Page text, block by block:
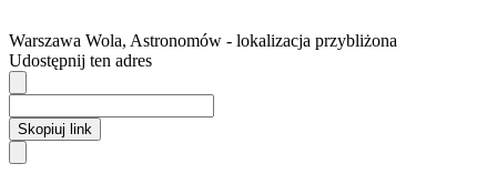
Warszawa Wola, Astronomów - lokalizacja przybliżona
Udostępnij ten adres
Skopiuj link